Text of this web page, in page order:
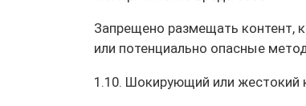
Запрещено размещать контент,
или потенциально опасные
1.10. Шокирующий или жестокий